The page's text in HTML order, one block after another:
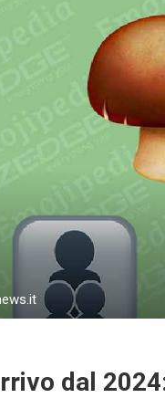
dal